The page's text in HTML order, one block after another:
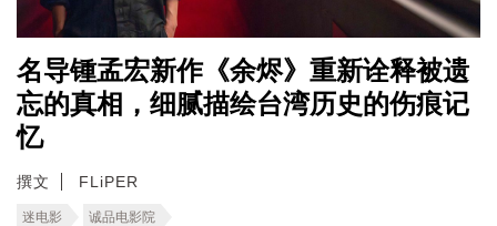
名导锺孟宏新作《余烬》重新诠释被遗
忘的真相，细腻描绘台湾历史的伤痕记
忆
撰文 FLiPER
迷电影 诚品电影院